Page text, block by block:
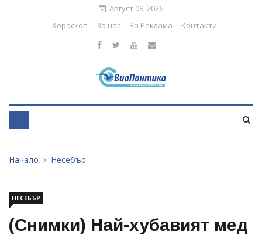
Август 08, 2026
Хороскоп
За нас За Реклама Контакти
Начало Несебър
НЕСЕБЪР
(Снимки) Най-хубавият мед